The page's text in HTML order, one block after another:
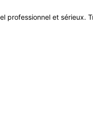
professionnel et sérieux.